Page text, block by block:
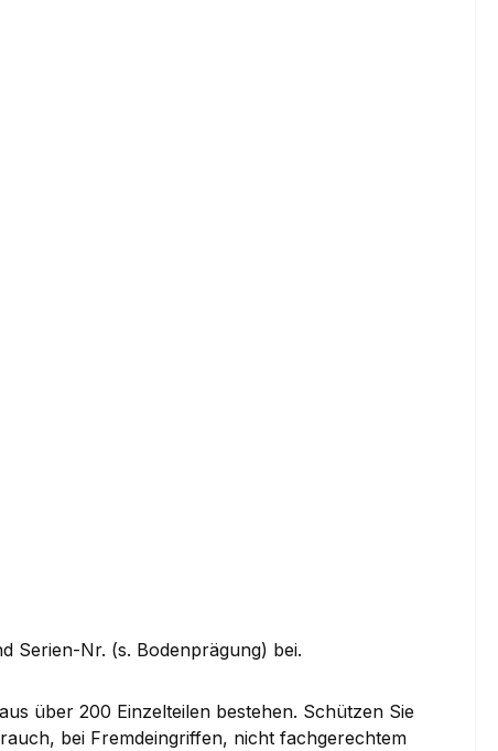
Serien-Nr. (s. Bodenprägung) bei.
über 200 Einzelteilen bestehen. Schützen Sie
bei Fremdeingriffen, nicht fachgerechtem